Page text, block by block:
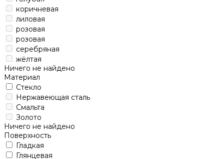
коричневая
лиловая
розовая
розовая
серебряная
жёлтая
Ничего не найдено
Материал
Стекло
Нержавеющая сталь
Смальта
Золото
Ничего не найдено
Поверхность
Гладкая
Глянцевая